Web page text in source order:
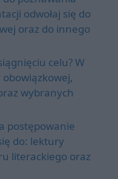
odwołaj się do
oraz do innego
celu? W
wybranych
postępowanie
do: lektury
literackiego oraz